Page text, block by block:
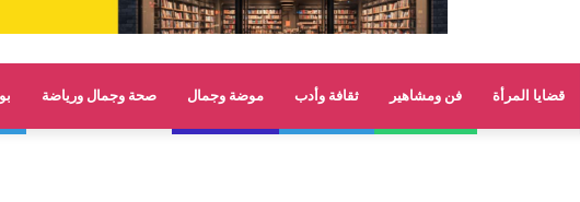
قضايا المرأة فن ومشاهير ثقافة وأدب موضة وجمال صحة وجمال ورياضة